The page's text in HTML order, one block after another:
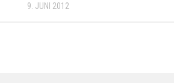
9. JUNI 2012